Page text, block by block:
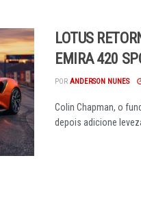
LOTUS
EMIRA 420
POR ANDERSON NUNES
Colin Chapman, o
depois adicione